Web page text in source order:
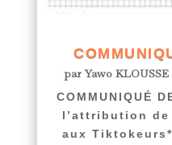
parYawo KLOUSSE
COMMUNIQUÉ
l’attribution de
aux